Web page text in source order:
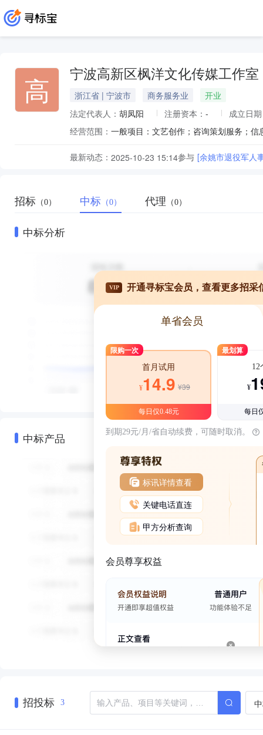
高 宁波高新区枫洋文化传媒工作室
浙江省 | 宁波市 商务服务业
开业
法定代表人： 胡凤阳 注册资本： -
成立日
经营范围：
最新动态： 2025-10-23 15:14参与 [余姚市退役军人
招标 （0） 中标 （0） 代理 （0）
中标分析
中标产品
VIP 开通寻标宝会员，查看更多招采
单省会员
限购一次
首月试用
¥14.9 ¥39
每日仅0.48元
最划算
12
¥
每日
到期29元/月/省自动续费，可随时取消。
标讯详情查看
关键电话直连
甲方分析查询
会员尊享权益
招投标 3